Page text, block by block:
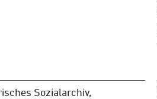
Sozialarchiv,